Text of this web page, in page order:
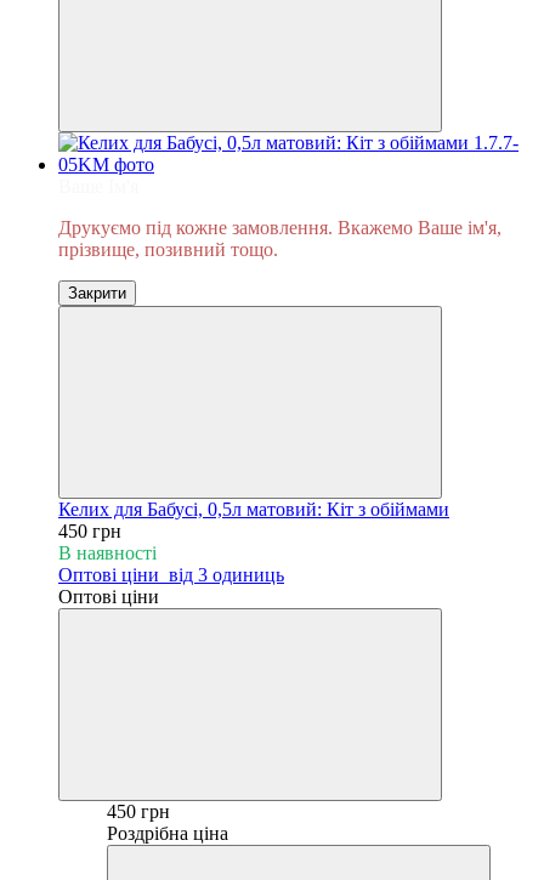
Друкуємо під кожне замовлення. Вкажемо Ваше ім'я,
прізвище, позивний тощо.
Закрити
Келих для Бабусі, 0,5л матовий: Кіт з обіймами
450 грн
В наявності
Оптові ціни від 3 одиниць
Оптові ціни
450 грн
Роздрібна ціна